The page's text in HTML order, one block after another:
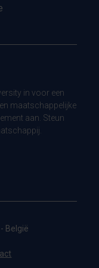
in voor een
maatschappelijke
aan. Steun
België